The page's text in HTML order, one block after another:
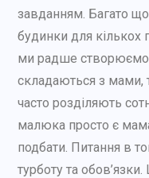
завданням. Багато що
будинки для кількох
ми радше створюємо
складаються з мами,
часто розділяють
малюка просто є мама
подбати. Питання в
турботу та